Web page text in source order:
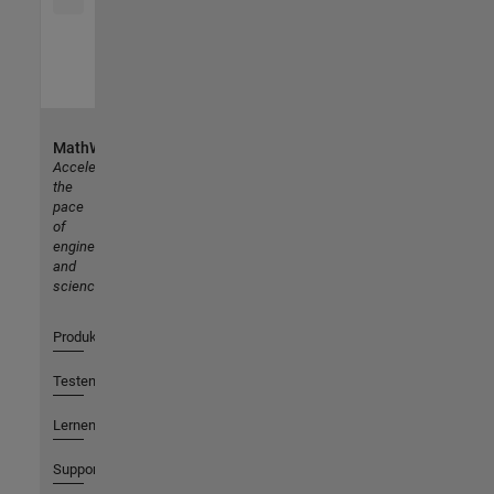
MathWorks
Accelerating
the
pace
of
engineering
and
science
Produkte
Testen oder Kaufen
Lernen
Support